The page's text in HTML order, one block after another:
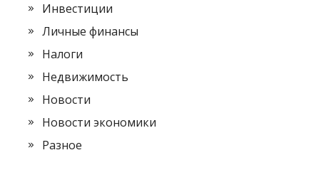
Инвестиции
Личные финансы
Налоги
Недвижимость
Новости
Новости экономики
Разное